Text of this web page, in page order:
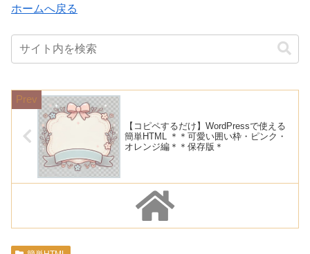
ホームへ戻る
【コピペするだけ】WordPressで使える
簡単HTML ＊＊可愛い囲い枠・ピンク・
オレンジ編＊＊保存版＊